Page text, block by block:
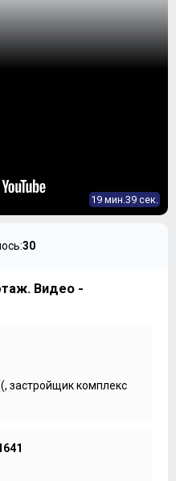
19 мин.39 сек.
30
Видео -
застройщик комплекс